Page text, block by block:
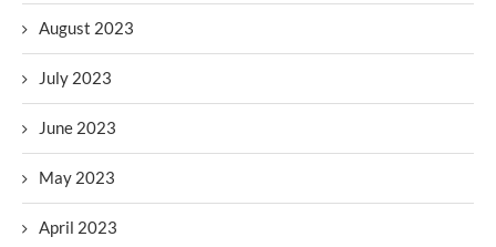
August 2023
July 2023
June 2023
May 2023
April 2023